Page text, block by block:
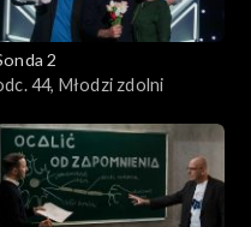
2
44, Młodzi zdolni